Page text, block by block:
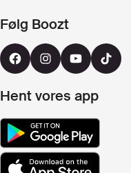
Følg Boozt
Hent vores app